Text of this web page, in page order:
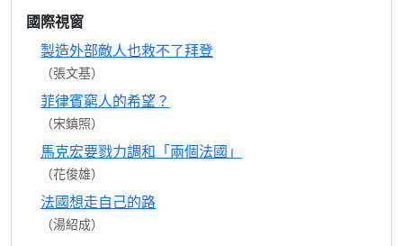
國際視窗
製造外部敵人也救不了拜登
（張文基）
菲律賓窮人的希望？
（宋鎮照）
馬克宏要戮力調和「兩個法國」
（花俊雄）
法國想走自己的路
（湯紹成）